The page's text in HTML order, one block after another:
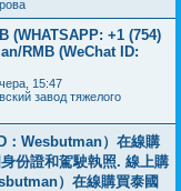
(WHATSAPP: +1 (754)
RMB (WeChat ID:
15:47
завод тяжелого
：Wesbutman）在線購
份證和駕駛執照. 線上購
）在線購買泰國